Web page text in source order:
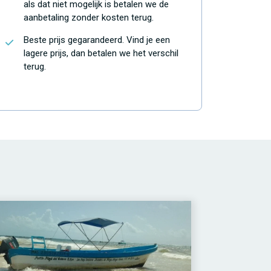
als dat niet mogelijk is betalen we de
aanbetaling zonder kosten terug.
Beste prijs gegarandeerd. Vind je een
lagere prijs, dan betalen we het verschil
terug.